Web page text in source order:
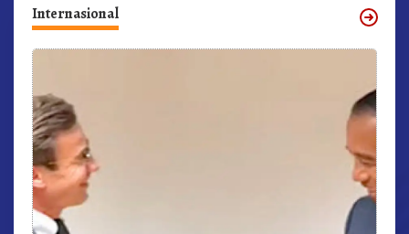
Internasional